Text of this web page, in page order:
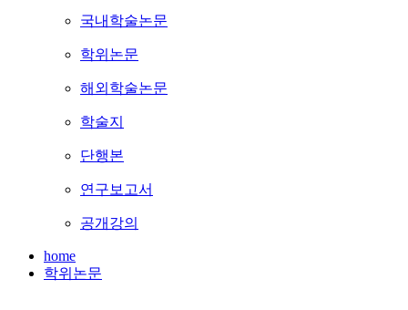
국내학술논문
학위논문
해외학술논문
학술지
단행본
연구보고서
공개강의
home
학위논문